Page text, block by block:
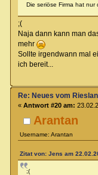
Die seriöse Firma hat nur
;(
Naja dann kann man
mehr
Sollte irgendwann mal
ich bereit...
Arantan
Username: Arantan
Re: Neues vom
« Antwort #20 am:
Zitat von: Jens am
;(